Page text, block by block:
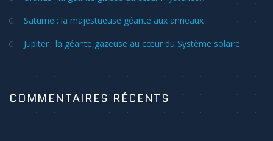
Saturne : la majestueuse géante aux anneaux
Jupiter : la géante gazeuse au cœur du Système solaire
COMMENTAIRES RÉCENTS